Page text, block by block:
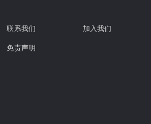
联系我们
加入我们
免责声明